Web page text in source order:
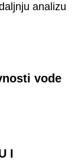
analizu
vode
I